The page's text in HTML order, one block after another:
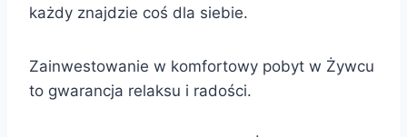
każdy znajdzie coś dla siebie.
Zainwestowanie w komfortowy pobyt w Żywcu
to gwarancja relaksu i radości.